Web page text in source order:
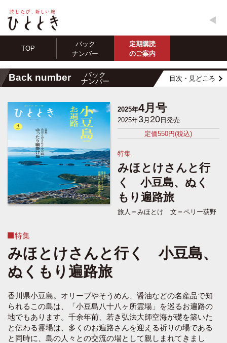
TOP
バック
ナンバー
定期購読
のご案内
Back number
バック
ナンバー
目次・見どころ
2025年4月号
2025年3月 20日発売
定価550円(税込)
特集
みほとけさんと行
く 小豆島、ぬく
もり遍路旅
旅人＝みほとけ 文＝ペリー荻野
特集
みほとけさんと行く 小豆島、
ぬくもり遍路旅
香川県小豆島。オリーブやそうめん、醤油などの名産品で知
られるこの島は、「小豆島八十八ヶ所霊場」を巡るお遍路の
地でもあります。千余年前、若き弘法大師空海が礎を築いた
と伝わる霊場は、多くのお遍路さんを迎える祈りの場である
と同時に、島の人々との交流の場として親しまれてきまし